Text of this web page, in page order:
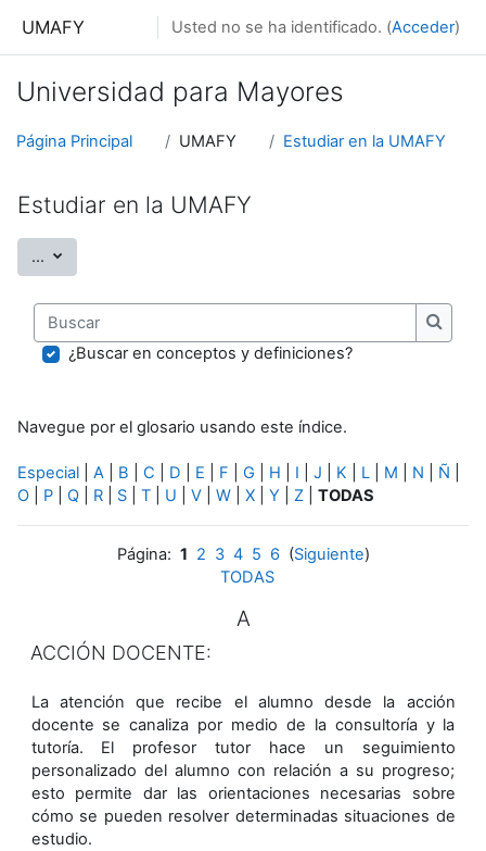
UMAFY Usted no se ha identificado. (Acceder)
Universidad para Mayores
Página Principal UMAFY Estudiar en la UMAFY
Estudiar en la UMAFY
... Exportar entradas
Buscar
Buscar
¿Buscar en conceptos y definiciones?
Navegue por el glosario usando este índice.
Especial A B C D E F G H I J K L M N Ñ
O
P Q R S T U V W X Y Z TODAS
Página: 1 2 3 4 5 6(Siguiente)
TODAS
A
ACCIÓN DOCENTE:
La atención que recibe el alumno desde la acción
docente se canaliza por medio de la consultoría y la
tutoría. El profesor tutor hace un seguimiento
personalizado del alumno con relación a su progreso;
esto permite dar las orientaciones necesarias sobre
cómo se pueden resolver determinadas situaciones de
estudio.